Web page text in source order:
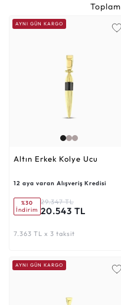
Toplam
AYNI GÜN KARGO
Altın Erkek Kolye Ucu
12 aya varan Alışveriş Kredisi
%30
İndirim
29.347 TL
20.543 TL
7.363 TL x 3 taksit
AYNI GÜN KARGO